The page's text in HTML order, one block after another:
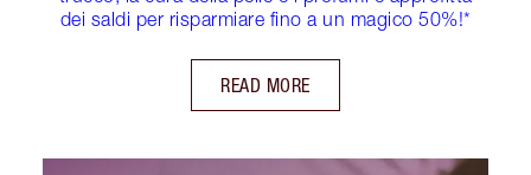
dei saldi per risparmiare fino a un magico 50%!*
READ MORE